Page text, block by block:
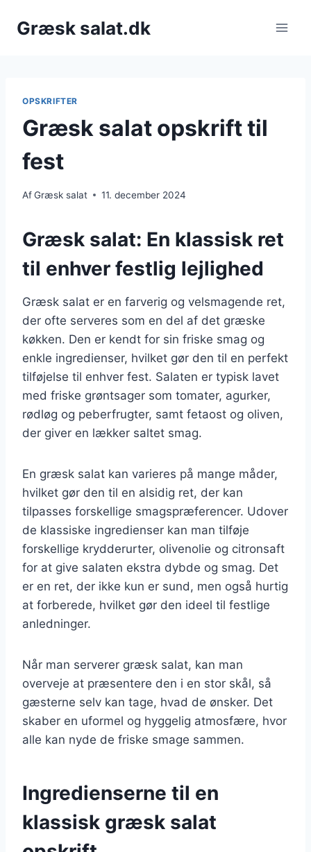
Græsk salat.dk
OPSKRIFTER
Græsk salat opskrift til
fest
AfGræsk salat 11. december 2024
Græsk salat: En klassisk ret
til enhver festlig lejlighed
Græsk salat er en farverig og velsmagende ret,
der ofte serveres som en del af det græske
køkken. Den er kendt for sin friske smag og
enkle ingredienser, hvilket gør den til en perfekt
tilføjelse til enhver fest. Salaten er typisk lavet
med friske grøntsager som tomater, agurker,
rødløg og peberfrugter, samt fetaost og oliven,
der giver en lækker saltet smag.
En græsk salat kan varieres på mange måder,
hvilket gør den til en alsidig ret, der kan
tilpasses forskellige smagspræferencer. Udover
de klassiske ingredienser kan man tilføje
forskellige krydderurter, olivenolie og citronsaft
for at give salaten ekstra dybde og smag. Det
er en ret, der ikke kun er sund, men også hurtig
at forberede, hvilket gør den ideel til festlige
anledninger.
Når man serverer græsk salat, kan man
overveje at præsentere den i en stor skål, så
gæsterne selv kan tage, hvad de ønsker. Det
skaber en uformel og hyggelig atmosfære, hvor
alle kan nyde de friske smage sammen.
Ingredienserne til en
klassisk græsk salat